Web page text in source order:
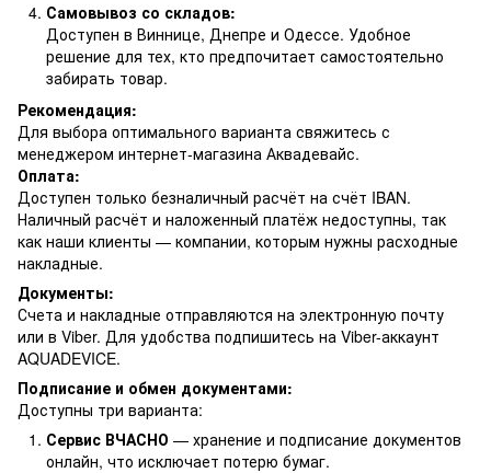
Самовывоз со складов:
Доступен в Виннице, Днепре и Одессе. Удобное
решение для тех, кто предпочитает самостоятельно
забирать товар.
Рекомендация:
Для выбора оптимального варианта свяжитесь с
менеджером интернет-магазина Аквадевайс.
Оплата:
Доступен только безналичный расчёт на счёт IBAN.
Наличный расчёт и наложенный платёж недоступны, так
как наши клиенты — компании, которым нужны расходные
накладные.
Документы:
Счета и накладные отправляются на электронную почту
или в Viber. Для удобства подпишитесь на Viber-аккаунт
AQUADEVICE.
Подписание и обмен документами:
Доступны три варианта:
Сервис ВЧАСНО — хранение и подписание документов
онлайн, что исключает потерю бумаг.